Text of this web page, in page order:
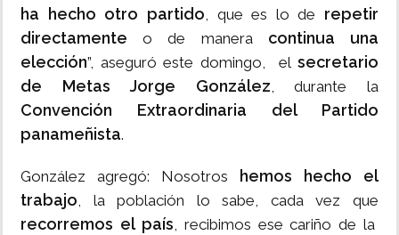
ha hecho otro partido, que es lo de repetir
directamente o de manera continua una
elección”, aseguró este domingo, el secretario
de Metas Jorge González, durante la
Convención Extraordinaria del Partido
panameñista.
González agregó: Nosotros
hemos hecho el
trabajo, la población lo sabe, cada vez que
recorremos el país, recibimos ese cariño de la